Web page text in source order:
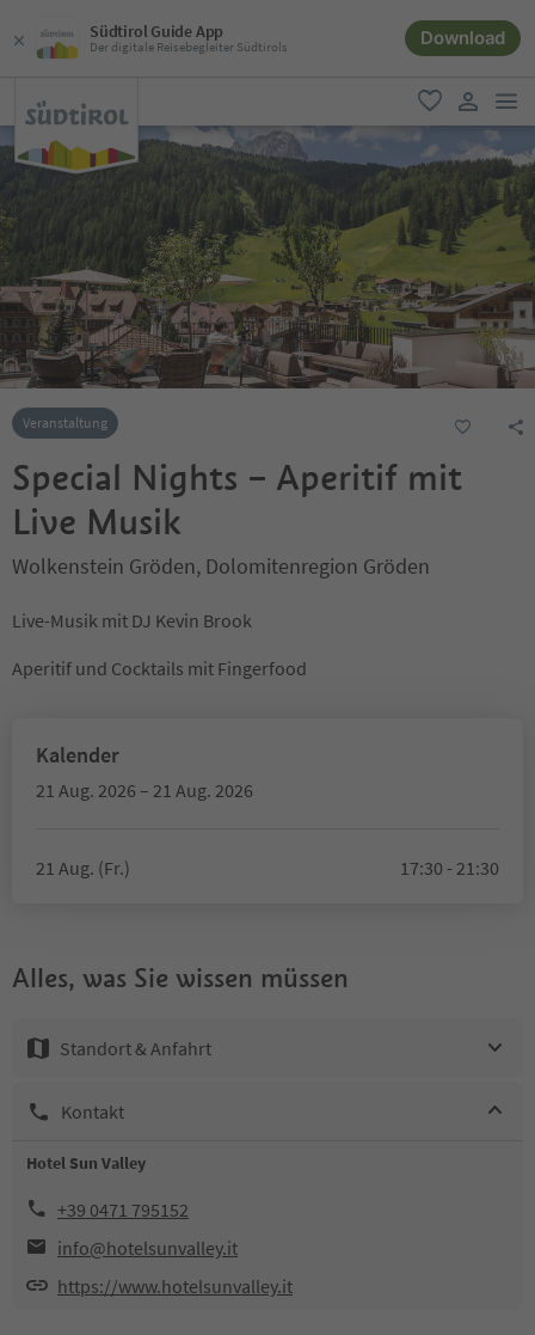
Südtirol Guide App
Der digitale Reisebegleiter Südtirols Download
favorit
user link
Veranstaltung
Special Nights – Aperitif mit
Live Musik
Wolkenstein Gröden, Dolomitenregion Gröden
Live-Musik mit DJ Kevin Brook
Aperitif und Cocktails mit Fingerfood
Kalender
21 Aug. 2026 – 21 Aug. 2026
21 Aug. (Fr.) 17:30 - 21:30
Alles, was Sie wissen müssen
Standort & Anfahrt
Kontakt
Hotel Sun Valley
+39 0471 795152
info@hotelsunvalley.it
https://www.hotelsunvalley.it